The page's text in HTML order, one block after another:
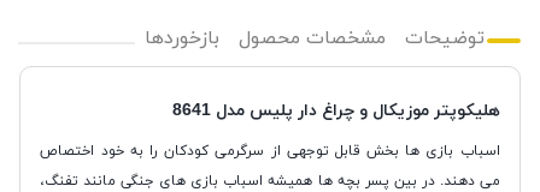
توضیحات مشخصات محصول بازخوردها
هلیکوپتر موزیکال و چراغ دار پلیس مدل 8641
اسباب بازی ها بخش قابل توجهی از سرگرمی کودکان را به خود اختصاص
می دهند. در بین پسر بچه ها همیشه اسباب بازی های جنگی مانند تفنگ،